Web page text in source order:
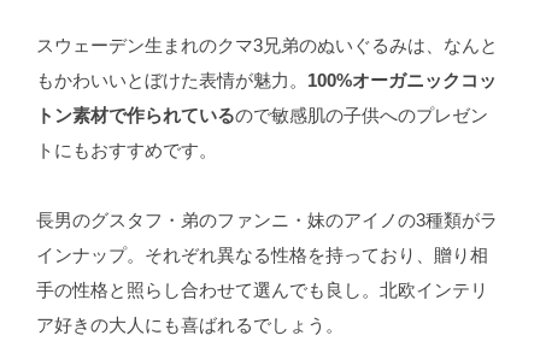
スウェーデン生まれのクマ3兄弟のぬいぐるみは、なんと
もかわいいとぼけた表情が魅力。 100%オーガニックコッ
トン素材で作られているので敏感肌の子供へのプレゼン
トにもおすすめです。
長男のグスタフ・弟のファンニ・妹のアイノの3種類がラ
インナップ。それぞれ異なる性格を持っており、贈り相
手の性格と照らし合わせて選んでも良し。北欧インテリ
ア好きの大人にも喜ばれるでしょう。